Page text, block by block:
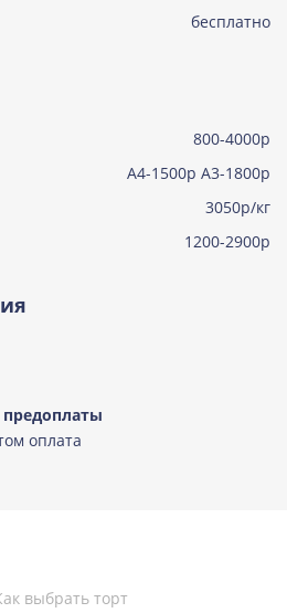
о начинке
бесплатно
800-4000р
А4-1500р А3-1800р
3050р/кг
1200-2900р
оплата
выбрать торт